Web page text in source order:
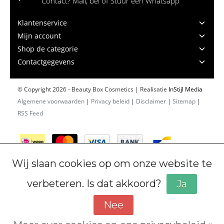
Klantenservice
Mijn account
Shop de categorie
Contactgegevens
© Copyright 2026 - Beauty Box Cosmetics | Realisatie InStijl Media
Algemene voorwaarden | Privacy beleid | Disclaimer | Sitemap |
RSS Feed
Wij slaan cookies op om onze website te
verbeteren. Is dat akkoord?
Ja
Nee